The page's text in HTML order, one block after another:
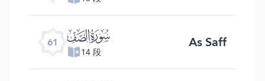
61 ﯪ
14 段 As Saff